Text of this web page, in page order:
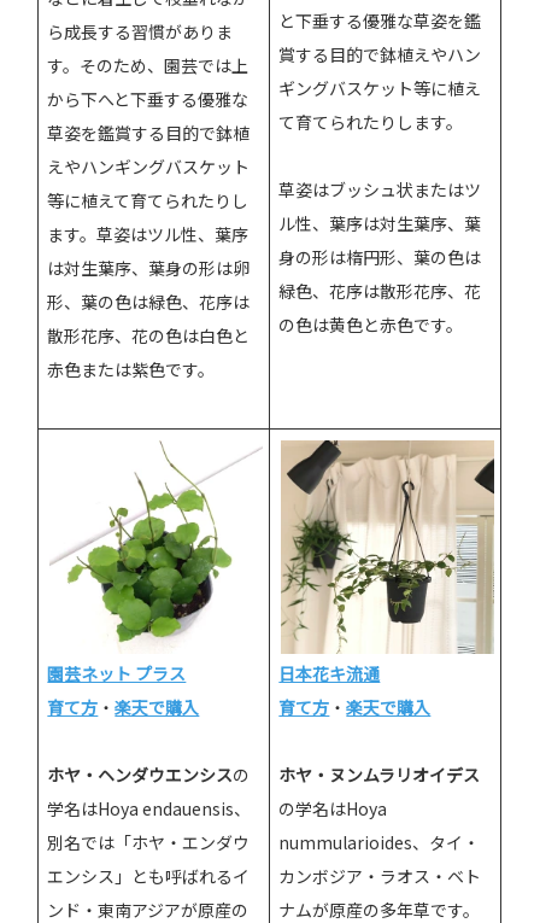
ら成長する習慣がありま
す。そのため、園芸では上
から下へと下垂する優雅な
草姿を鑑賞する目的で鉢植
えやハンギングバスケット
等に植えて育てられたりし
ます。草姿はツル性、葉序
は対生葉序、葉身の形は卵
形、葉の色は緑色、花序は
散形花序、花の色は白色と
赤色または紫色です。
と下垂する優雅な草姿を鑑
賞する目的で鉢植えやハン
ギングバスケット等に植え
て育てられたりします。
草姿はブッシュ状またはツ
ル性、葉序は対生葉序、葉
身の形は楕円形、葉の色は
緑色、花序は散形花序、花
の色は黄色と赤色です。
園芸ネット プラス
育て方 ・楽天で購入
ホヤ・ヘンダウエンシスの
学名はHoya endauensis、
別名では「ホヤ・エンダウ
エンシス」とも呼ばれるイ
ンド・東南アジアが原産の
日本花キ流通
育て方 ・楽天で購入
ホヤ・ヌンムラリオイデス
の学名はHoya
nummularioides、タイ・
カンボジア・ラオス・ベト
ナムが原産の多年草です。